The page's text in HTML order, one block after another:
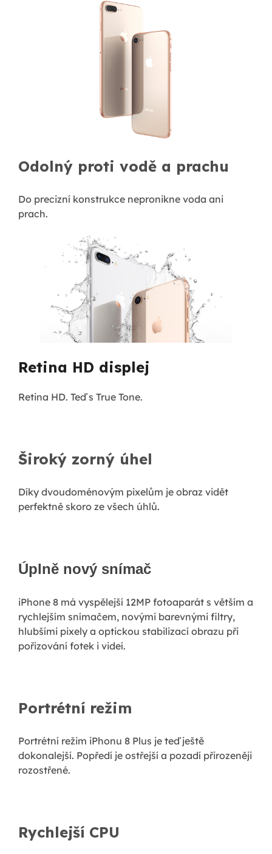
Odolný proti vodě a prachu
Do precizní konstrukce nepronikne voda ani
prach.
Retina HD displej
Retina HD. Teď s True Tone.
Široký zorný úhel
Díky dvoudoménovým pixelům je obraz vidět
perfektně skoro ze všech úhlů.
Úplně nový snímač
iPhone 8 má vyspělejší 12MP fotoaparát s větším a
rychlejším snímačem, novými barevnými filtry,
hlubšími pixely a optickou stabilizací obrazu při
pořizování fotek i videí.
Portrétní režim
Portrétní režim iPhonu 8 Plus je teď ještě
dokonalejší. Popředí je ostřejší a pozadí přirozeněji
rozostřené.
Rychlejší CPU